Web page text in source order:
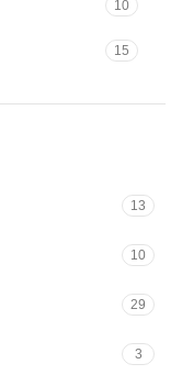
10
15
13
10
29
3